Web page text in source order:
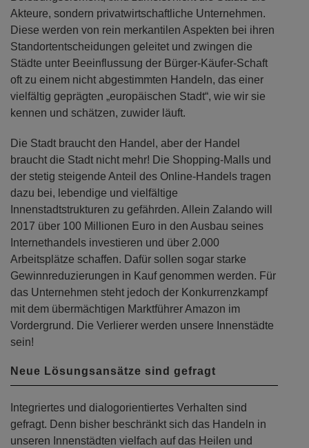
Akteure, sondern privatwirtschaftliche Unternehmen.
Diese werden von rein merkantilen Aspekten bei ihren
Standortentscheidungen geleitet und zwingen die
Städte unter Beeinflussung der Bürger-Käufer-Schaft
oft zu einem nicht abgestimmten Handeln, das einer
vielfältig geprägten „europäischen Stadt“, wie wir sie
kennen und schätzen, zuwider läuft.
Die Stadt braucht den Handel, aber der Handel
braucht die Stadt nicht mehr! Die Shopping-Malls und
der stetig steigende Anteil des Online-Handels tragen
dazu bei, lebendige und vielfältige
Innenstadtstrukturen zu gefährden. Allein Zalando will
2017 über 100 Millionen Euro in den Ausbau seines
Internethandels investieren und über 2.000
Arbeitsplätze schaffen. Dafür sollen sogar starke
Gewinnreduzierungen in Kauf genommen werden. Für
das Unternehmen steht jedoch der Konkurrenzkampf
mit dem übermächtigen Marktführer Amazon im
Vordergrund. Die Verlierer werden unsere Innenstädte
sein!
Neue Lösungsansätze sind gefragt
Integriertes und dialogorientiertes Verhalten sind
gefragt. Denn bisher beschränkt sich das Handeln in
unseren Innenstädten vielfach auf das Heilen und